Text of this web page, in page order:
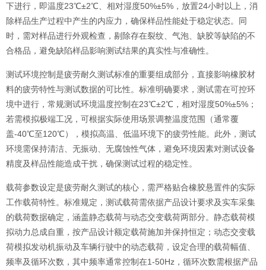
下进行，即温度23℃±2℃、相对湿度50%±5%，放置24小时以上，消
除样品生产过程中产生的内应力，确保样品性能处于稳定状态。同
时，需对样品进行外观检查，剔除存在裂纹、气泡、缺胶等缺陷的不
合格品，避免缺陷样品影响测试结果的真实性与准确性。
测试环境控制是疲劳耐久测试标准的重要组成部分，直接影响橡胶材
料的疲劳特性与测试数据的可比性。标准明确要求，测试需在可控环
境中进行，常规测试环境温度控制在23℃±2℃，相对湿度50%±5%；
若需模拟极端工况，可根据实际使用场景调整温度范围（通常覆
盖-40℃至120℃），模拟高温、低温环境下的疲劳性能。此外，测试
环境需保持清洁、无振动、无腐蚀性气体，避免环境因素对测试设备
精度及样品性能造成干扰，确保测试过程的稳定性。
载荷参数设定是疲劳耐久测试的核心，需严格贴合橡胶悬置件的实际
工作载荷特性。标准规定，测试载荷需依据产品设计要求及实车采集
的载荷数据确定，涵盖静态载荷与动态交变载荷两部分。静态载荷模
拟动力总成自重，按产品设计额定载荷施加并保持恒定；动态交变载
荷模拟发动机振动及车辆行驶中的动态载荷，设定合理的载荷幅值、
频率及循环次数，其中频率通常控制在1-50Hz，循环次数需根据产品